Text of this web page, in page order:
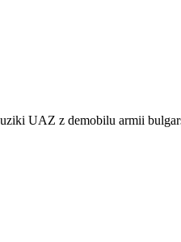
UAZ z demobilu armii